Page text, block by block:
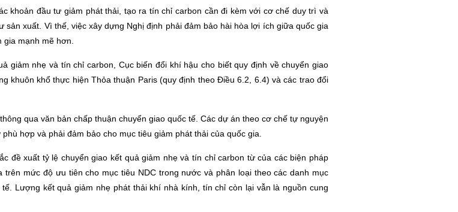
khoản đầu tư giảm phát thải, tạo ra tín chỉ carbon cần đi kèm với cơ chế duy trì và
xuất. Vì thế, việc xây dựng Nghị định phải đảm bảo hài hòa lợi ích giữa quốc gia
mạnh mẽ hơn.
giảm nhẹ và tín chỉ carbon, Cục biến đổi khí hậu cho biết quy định về chuyển giao
khuôn khổ thực hiện Thỏa thuận Paris (quy định theo Điều 6.2, 6.4) và các trao đổi
qua văn bản chấp thuận chuyển giao quốc tế. Các dự án theo cơ chế tự nguyện
hợp và phải đảm bảo cho mục tiêu giảm phát thải của quốc gia.
đề xuất tỷ lệ chuyển giao kết quả giảm nhẹ và tín chỉ carbon từ của các biện pháp
mức độ ưu tiên cho mục tiêu NDC trong nước và phân loại theo các danh mục
Lượng kết quả giảm nhẹ phát thải khí nhà kính, tín chỉ còn lại vẫn là nguồn cung